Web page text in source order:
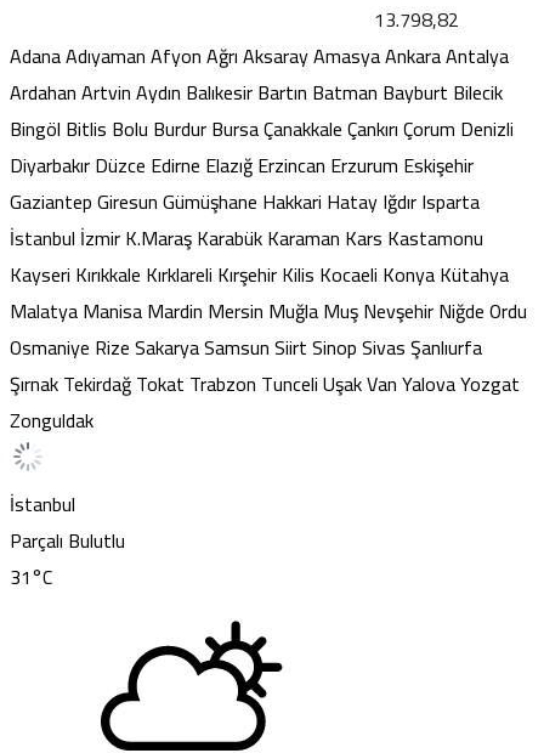
13.798,82
AdanaAdıyamanAfyonAğrıAksarayAmasyaAnkaraAntalya
ArdahanArtvinAydın BalıkesirBartın Batman Bayburt Bilecik
Bingöl Bitlis Bolu BurdurBursaÇanakkaleÇankırıÇorum Denizli
DiyarbakırDüzce Edirne ElazığErzincan Erzurum Eskişehir
GaziantepGiresunGümüşhane Hakkari HatayIğdırIsparta
İstanbul İzmirK.MaraşKarabükKaraman Kars Kastamonu
Kayseri Kırıkkale Kırklareli KırşehirKilis Kocaeli KonyaKütahya
MalatyaManisaMardin Mersin MuğlaMuşNevşehirNiğdeOrdu
Osmaniye RizeSakaryaSamsunSiirtSinopSivasŞanlıurfa
ŞırnakTekirdağTokat Trabzon TunceliUşakVanYalovaYozgat
Zonguldak
İstanbul
Parçalı Bulutlu
31°C